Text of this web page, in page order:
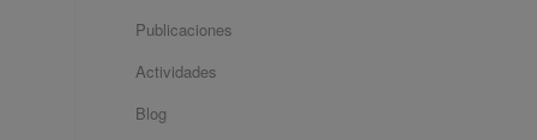
Publicaciones
Actividades
Blog